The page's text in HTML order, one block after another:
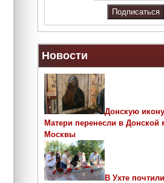
Новости
Донскую
Матери перенесли в Донской
Москвы
В Ухте